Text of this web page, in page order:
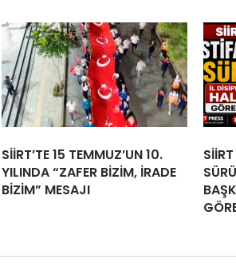
SİİRT’TE 15 TEMMUZ’UN 10.
YILINDA “ZAFER BİZİM, İRADE
BİZİM” MESAJI